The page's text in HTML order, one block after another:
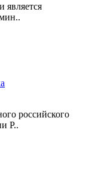
является
российского
Р..